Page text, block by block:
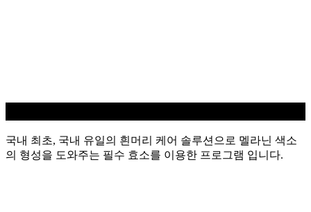
국내 최초, 국내 유일의 흰머리 케어 솔루션으로 멜라닌 색소
의 형성을 도와주는 필수 효소를 이용한 프로그램 입니다.